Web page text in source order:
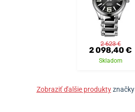
2 623 €
2 098,40 €
Skladom
Zobraziť ďalšie produktyznačky